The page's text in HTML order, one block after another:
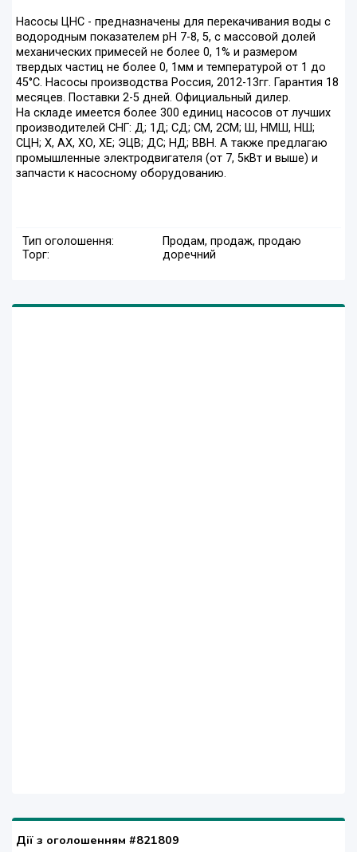
Насосы ЦНС - предназначены для перекачивания воды с
водородным показателем pH 7-8, 5, с массовой долей
механических примесей не более 0, 1% и размером
твердых частиц не более 0, 1мм и температурой от 1 до
45°С. Насосы производства Россия, 2012-13гг. Гарантия 18
месяцев. Поставки 2-5 дней. Официальный дилер.
На складе имеется более 300 единиц насосов от лучших
производителей СНГ: Д; 1Д; СД; СМ, 2СМ; Ш, НМШ, НШ;
СЦН; Х, АХ, ХО, ХЕ; ЭЦВ; ДС; НД; ВВН. А также предлагаю
промышленные электродвигателя (от 7, 5кВт и выше) и
запчасти к насосному оборудованию.
Тип оголошення:
Продам, продаж, продаю
Торг:
доречний
Дії з оголошенням #821809